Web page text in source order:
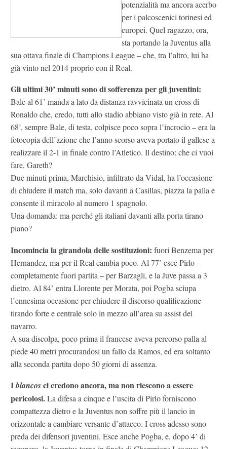
potenzialità ma ancora acerbo
per i palcoscenici torinesi ed
europei. Quel ragazzo, ora,
sta portando la Juventus alla
sua ottava finale di Champions League – che, tra l’altro, lui ha
già vinto nel 2014 proprio con il Real.
Gli ultimi 30’ minuti sono di sofferenza per gli juventini:
Bale al 61’ manda a lato da distanza ravvicinata un cross di
Ronaldo che, credo, tutti allo stadio abbiano visto già in rete. Al
68’, sempre Bale, di testa, colpisce poco sopra l’incrocio – era la
fotocopia dell’azione che l’anno scorso aveva portato il gallese a
realizzare il 2-1 in finale contro l’Atletico. Il destino: che ci vuoi
fare, Gareth?
Due minuti prima, Marchisio, infiltrato da Vidal, ha l’occasione
di chiudere il match ma, solo davanti a Casillas, piazza la palla e
consente il miracolo al numero 1 spagnolo.
Una domanda: ma perché gli italiani davanti alla porta tirano
piano?
Incomincia la girandola delle sostituzioni: fuori Benzema per
Hernandez, ma per il Real cambia poco. Al 77’ esce Pirlo –
completamente fuori partita – per Barzagli, e la Juve passa a 3
dietro. Al 84’ entra Llorente per Morata, poi Pogba sciupa
l’ennesima occasione per chiudere il discorso qualificazione
tirando forte e centrale solo in mezzo all’area su assist del
navarro.
A sua discolpa, poco prima il francese aveva percorso palla al
piede 40 metri procurandosi un fallo da Ramos, ed era soltanto
alla seconda partita dopo 50 giorni di assenza.
Iblancosci credono ancora, ma non riescono a essere
pericolosi.La difesa a cinque e l’uscita di Pirlo forniscono
compattezza dietro e la Juventus non soffre più il lancio in
orizzontale a cambiare versante d’attacco. I cross adesso sono
preda dei difensori juventini. Esce anche Pogba, e, dopo 4’ di